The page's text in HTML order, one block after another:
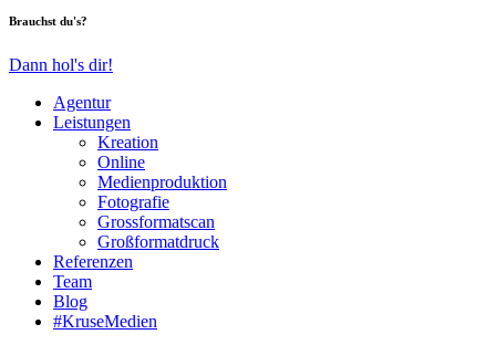
Brauchst du's?
Dann hol's dir!
Agentur
Leistungen
Kreation
Online
Medienproduktion
Fotografie
Grossformatscan
Großformatdruck
Referenzen
Team
Blog
#KruseMedien